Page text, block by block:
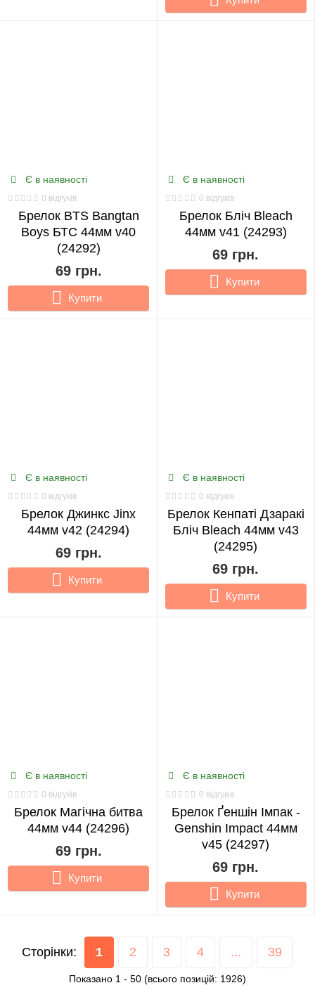
Є в наявності
0 відгуків
Брелок BTS Bangtan
Boys БТС 44мм v40
(24292)
69 грн.
Купити
Є в наявності
0 відгуків
Брелок Бліч Bleach
44мм v41 (24293)
69 грн.
Купити
Є в наявності
0 відгуків
Брелок Джинкс Jinx
44мм v42 (24294)
69 грн.
Купити
Є в наявності
0 відгуків
Брелок Кенпаті Дзаракі
Бліч Bleach 44мм v43
(24295)
69 грн.
Купити
Є в наявності
0 відгуків
Брелок Магічна битва
44мм v44 (24296)
69 грн.
Купити
Є в наявності
0 відгуків
Брелок Ґеншін Імпак -
Genshin Impact 44мм
v45 (24297)
69 грн.
Купити
Сторінки: 1 2 3 4 ... 39
Показано 1 - 50 (всього позицій: 1926)